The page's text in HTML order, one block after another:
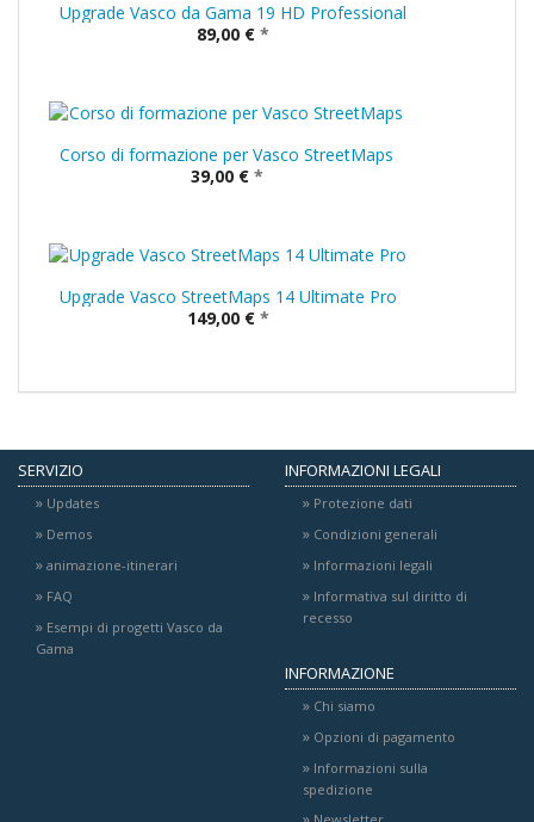
Upgrade Vasco da Gama 19 HD Professional
89,00 € *
Corso di formazione per Vasco StreetMaps
39,00 € *
Upgrade Vasco StreetMaps 14 Ultimate Pro
149,00 € *
SERVIZIO
Updates
Demos
animazione-itinerari
FAQ
Esempi di progetti Vasco da
Gama
INFORMAZIONI LEGALI
Protezione dati
Condizioni generali
Informazioni legali
Informativa sul diritto di
recesso
INFORMAZIONE
Chi siamo
Opzioni di pagamento
Informazioni sulla
spedizione